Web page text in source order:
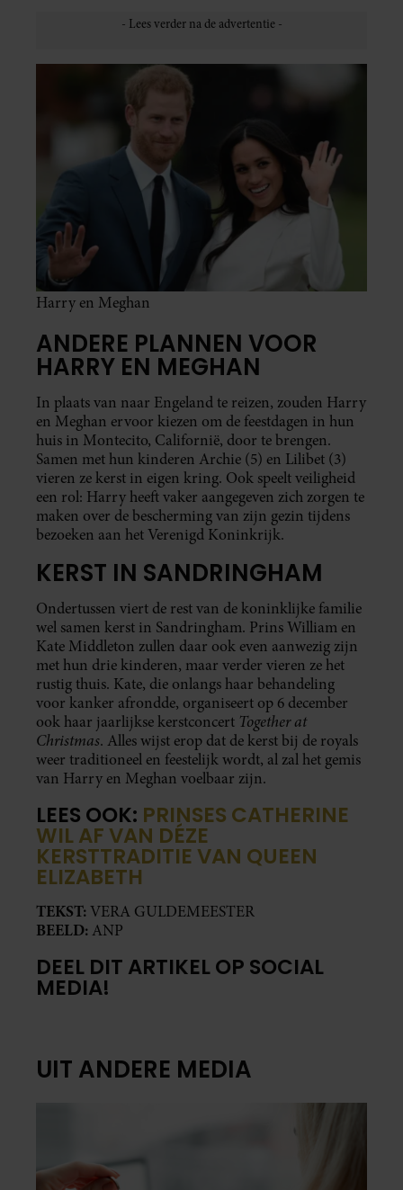
Harry en Meghan
ANDERE PLANNEN VOOR
HARRY EN MEGHAN
In plaats van naar Engeland te reizen, zouden Harry
en Meghan ervoor kiezen om de feestdagen in hun
huis in Montecito, Californië, door te brengen.
Samen met hun kinderen Archie (5) en Lilibet (3)
vieren ze kerst in eigen kring. Ook speelt veiligheid
een rol: Harry heeft vaker aangegeven zich zorgen te
maken over de bescherming van zijn gezin tijdens
bezoeken aan het Verenigd Koninkrijk.
KERST IN SANDRINGHAM
Ondertussen viert de rest van de koninklijke familie
wel samen kerst in Sandringham. Prins William en
Kate Middleton zullen daar ook even aanwezig zijn
met hun drie kinderen, maar verder vieren ze het
rustig thuis. Kate, die onlangs haar behandeling
voor kanker afrondde, organiseert op 6 december
ook haar jaarlijkse kerstconcert Together at
Christmas. Alles wijst erop dat de kerst bij de royals
weer traditioneel en feestelijk wordt, al zal het gemis
van Harry en Meghan voelbaar zijn.
LEES OOK: PRINSES CATHERINE
WIL AF VAN DÉZE
KERSTTRADITIE VAN QUEEN
ELIZABETH
TEKST:VERA GULDEMEESTER
BEELD:ANP
DEEL DIT ARTIKEL OP SOCIAL
MEDIA!
UIT ANDERE MEDIA